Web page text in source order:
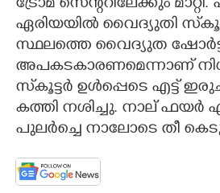
ട്രോമ സെന്ററിലേക്കും മാറ്റി.
ഏരിയയിൽ വൈദ്യുതി
സ്ഥലത്തെ വൈദ്യുത
അപകടകാരണമെന്നാണ്
സ്‌കൂട്ടർ ഉൾപ്പെടെ എട്ട്
കത്തി നശിച്ചു. നാല് ഫയർ
പുലർച്ചെ നാലോടെ തീ